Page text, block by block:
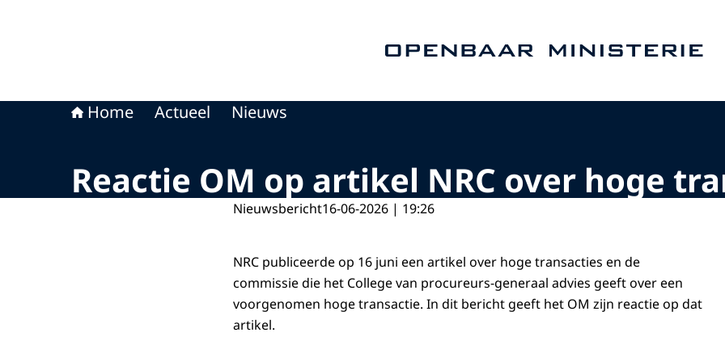
Home Actueel Nieuws
Reactie OM op artikel NRC over hoge
Nieuwsbericht16-06-2026 | 19:26
NRC publiceerde op 16 juni een artikel over hoge transacties en de
commissie die het College van procureurs-generaal advies geeft over een
voorgenomen hoge transactie. In dit bericht geeft het OM zijn reactie op dat
artikel.